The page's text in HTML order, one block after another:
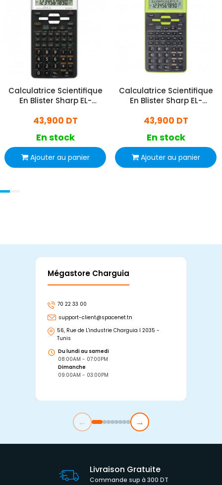
Calculatrice Scientifique
En Blister Sharp EL-
43,900 DT
En stock
Ajouter au panier
Calculatrice Scientifique
En Blister Sharp EL-
43,900 DT
En stock
Ajouter au panier
Mégastore Charguia
70 22 33 00
support-client@spacenet.tn
56, Rue de L'industrie Charguia I 2035 -
Tunis
Du lundi au samedi
08:00AM - 07:00PM
Dimanche
09:00AM - 03:00PM
← →
Livraison Gratuite
Commande sup à 300 DT